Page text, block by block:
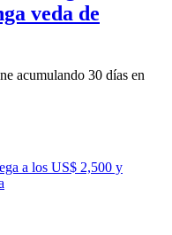
veda de
acumulando 30 días en